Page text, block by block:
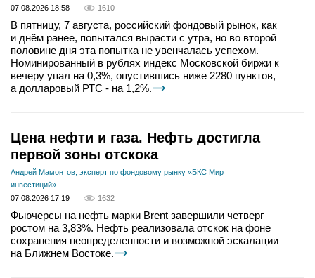
07.08.2026 18:58
1610
В пятницу, 7 августа, российский фондовый рынок, как
и днём ранее, попытался вырасти с утра, но во второй
половине дня эта попытка не увенчалась успехом.
Номинированный в рублях индекс Московской биржи к
вечеру упал на 0,3%, опустившись ниже 2280 пунктов,
а долларовый РТС - на 1,2%.
Цена нефти и газа. Нефть достигла
первой зоны отскока
Андрей Мамонтов, эксперт по фондовому рынку «БКС Мир
инвестиций»
07.08.2026 17:19
1632
Фьючерсы на нефть марки Brent завершили четверг
ростом на 3,83%. Нефть реализовала отскок на фоне
сохранения неопределенности и возможной эскалации
на Ближнем Востоке.